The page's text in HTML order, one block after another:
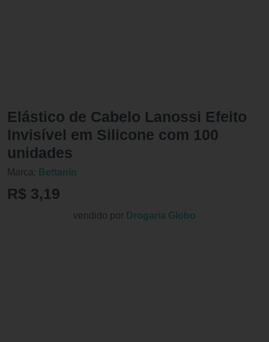
Elástico de Cabelo Lanossi Efeito
Invisível em Silicone com 100
unidades
Marca: Bettanin
R$ 3,19
vendido por Drogaria Globo